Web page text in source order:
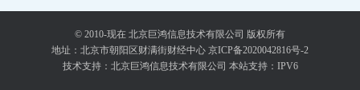
© 2010-现在 北京巨鸿信息技术有限公司 版权所有
地址：北京市朝阳区财满街财经中心 京ICP备2020042816号-2
技术支持：北京巨鸿信息技术有限公司 本站支持：IPV6